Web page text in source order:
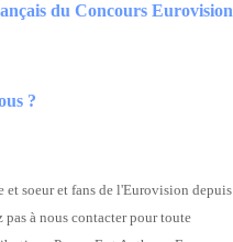
du Concours Eurovision
?
et soeur et fans de l'Eurovision depuis
pas à nous contacter pour toute